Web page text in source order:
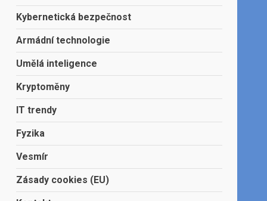
Kybernetická bezpečnost
Armádní technologie
Umělá inteligence
Kryptoměny
IT trendy
Fyzika
Vesmír
Zásady cookies (EU)